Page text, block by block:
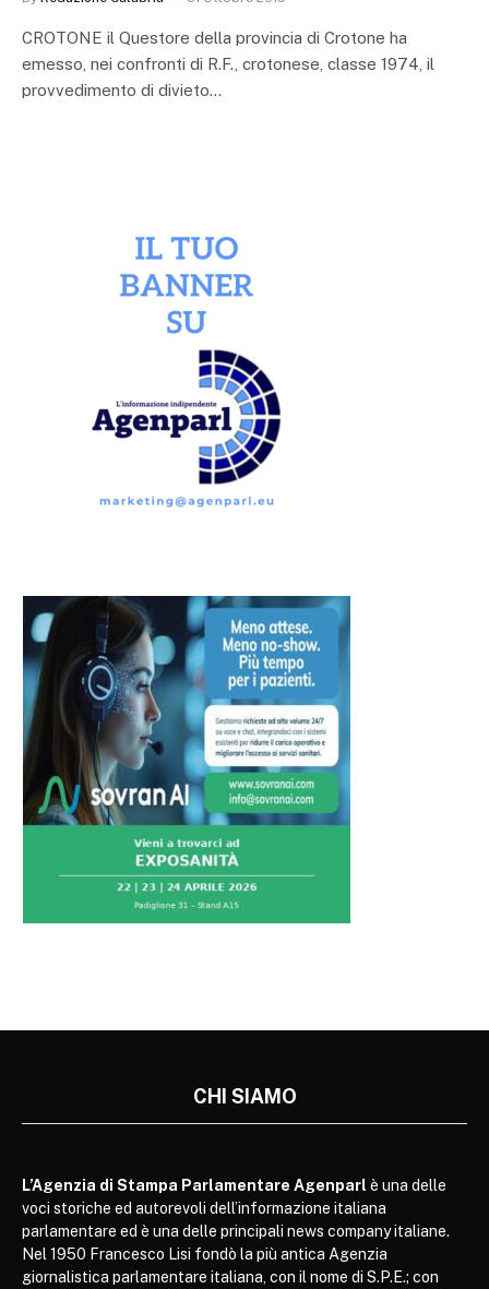
CROTONE il Questore della provincia di Crotone ha
emesso, nei confronti di R.F., crotonese, classe 1974, il
provvedimento di divieto…
CHI SIAMO
L’Agenzia di Stampa Parlamentare Agenparl è una delle
voci storiche ed autorevoli dell’informazione italiana
parlamentare ed è una delle principali news company italiane.
Nel 1950 Francesco Lisi fondò la più antica Agenzia
giornalistica parlamentare italiana, con il nome di S.P.E.; con